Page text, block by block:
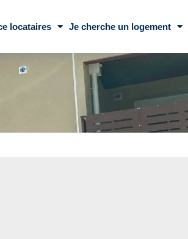
locataires Je cherche un logement